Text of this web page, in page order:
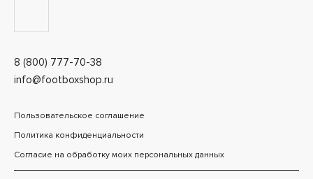
8 (800) 777-70-38
info@footboxshop.ru
Пользовательское соглашение
Политика конфиденциальности
Согласие на обработку моих персональных данных